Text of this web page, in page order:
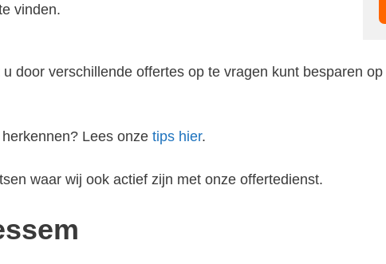
vinden.
door verschillende offertes op te vragen kunt besparen
Lees onze tips hier.
waar wij ook actief zijn met onze offertedienst.